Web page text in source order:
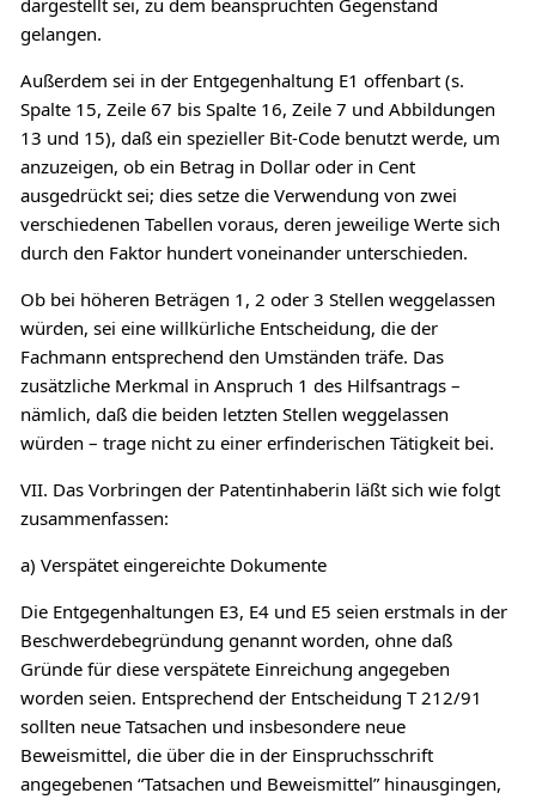
gelangen.
Außerdem sei in der Entgegenhaltung E1 offenbart (s.
Spalte 15, Zeile 67 bis Spalte 16, Zeile 7 und Abbildungen
13 und 15), daß ein spezieller Bit-Code benutzt werde, um
anzuzeigen, ob ein Betrag in Dollar oder in Cent
ausgedrückt sei; dies setze die Verwendung von zwei
verschiedenen Tabellen voraus, deren jeweilige Werte sich
durch den Faktor hundert voneinander unterschieden.
Ob bei höheren Beträgen 1, 2 oder 3 Stellen weggelassen
würden, sei eine willkürliche Entscheidung, die der
Fachmann entsprechend den Umständen träfe. Das
zusätzliche Merkmal in Anspruch 1 des Hilfsantrags –
nämlich, daß die beiden letzten Stellen weggelassen
würden – trage nicht zu einer erfinderischen Tätigkeit bei.
VII. Das Vorbringen der Patentinhaberin läßt sich wie folgt
zusammenfassen:
a) Verspätet eingereichte Dokumente
Die Entgegenhaltungen E3, E4 und E5 seien erstmals in der
Beschwerdebegründung genannt worden, ohne daß
Gründe für diese verspätete Einreichung angegeben
worden seien. Entsprechend der Entscheidung T 212/91
sollten neue Tatsachen und insbesondere neue
Beweismittel, die über die in der Einspruchsschrift
angegebenen “Tatsachen und Beweismittel” hinausgingen,